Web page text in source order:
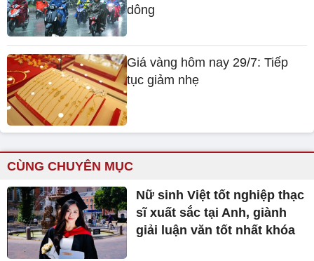
dông
Giá vàng hôm nay 29/7: Tiếp
tục giảm nhẹ
CÙNG CHUYÊN MỤC
Nữ sinh Việt tốt nghiệp thạc
sĩ xuất sắc tại Anh, giành
giải luận văn tốt nhất khóa